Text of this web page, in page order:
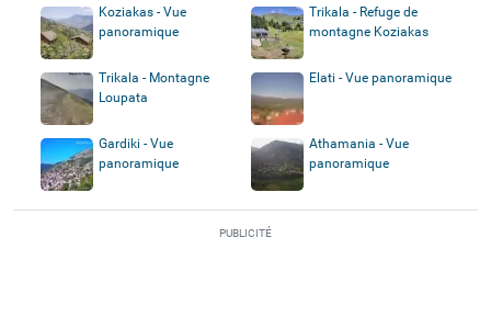
Koziakas - Vue
panoramique
Trikala - Refuge de
montagne Koziakas
Trikala - Montagne
Loupata
Elati - Vue panoramique
Gardiki - Vue
panoramique
Athamania - Vue
panoramique
PUBLICITÉ